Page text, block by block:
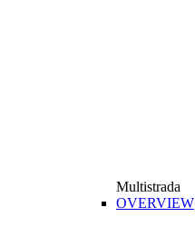
Multistrada
OVERVIEW